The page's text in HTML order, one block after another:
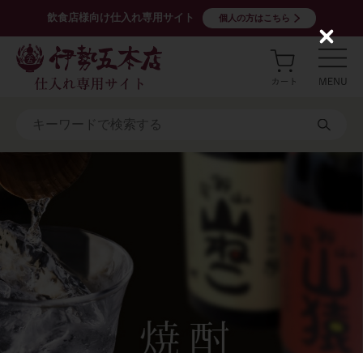
飲食店様向け仕入れ専用サイト 個人の方はこちら
C
l
s